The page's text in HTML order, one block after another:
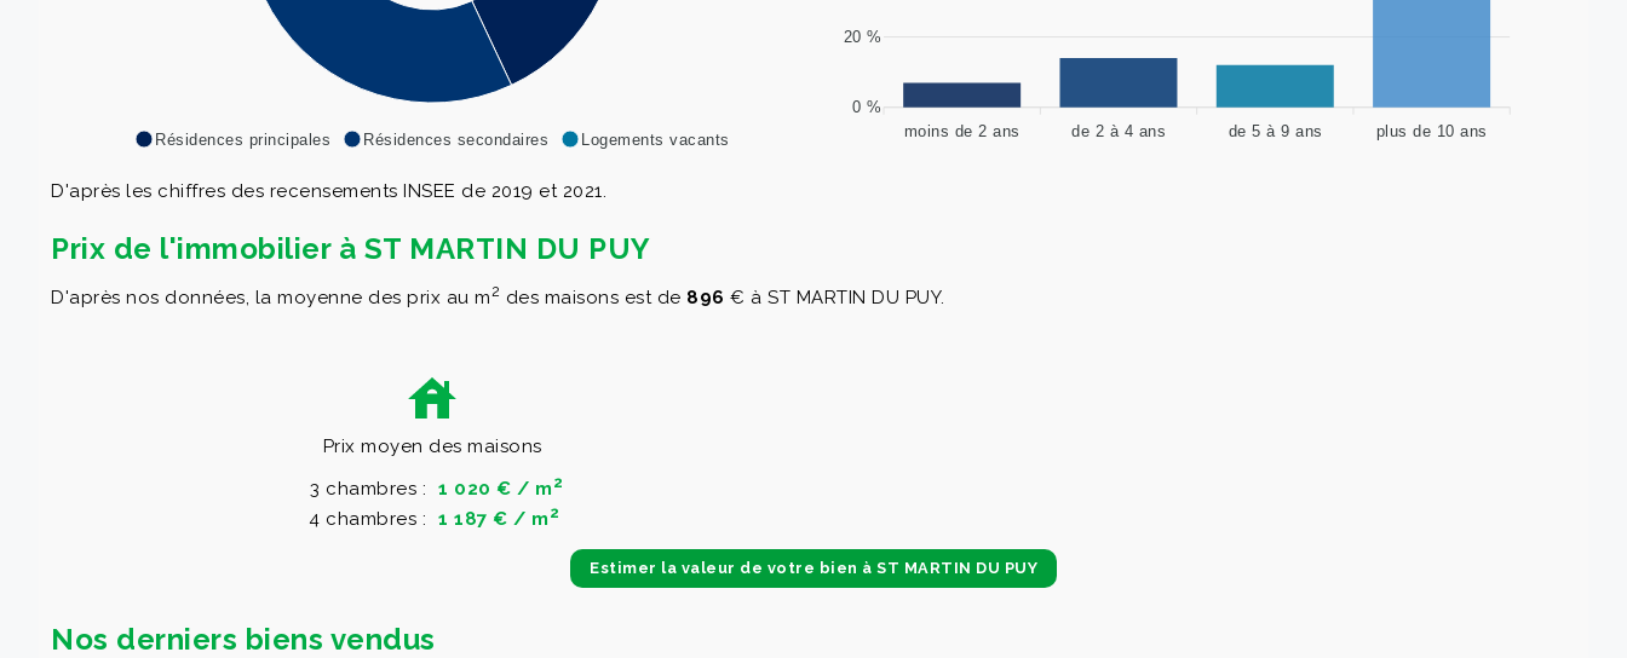
Résidences principales Résidences secondaires Logements vacants
20 %
0 %
moins de 2 ans
de 2 à 4 ans de 5 à 9 ans plus de 10 ans
D'après les chiffres des recensements INSEE de 2019 et 2021.
Prix de l'immobilier à ST MARTIN DU PUY
D'après nos données, la moyenne des prix au m2 des maisons est de 896 € à ST MARTIN DU PUY.
Prix moyen des maisons
3 chambres :
1 020 € / m 2
4 chambres : 1 187 € / m 2
Estimer la valeur de votre bien à ST MARTIN DU PUY
Nos derniers biens vendus